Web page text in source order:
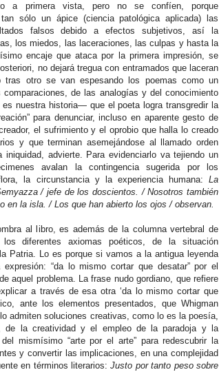
a primera vista, pero no se confíen, porque
sólo un ápice (ciencia patológica aplicada) las
falsos debido a efectos subjetivos, así la
los miedos, las laceraciones, las culpas y hasta la
encaje que ataca por la primera impresión, se
no dejará tregua con entramados que laceran
otro se van espesando los poemas como un
de las analogías y del conocimiento
nuestra historia— que el poeta logra transgredir la
para denunciar, incluso en aparente gesto de
el sufrimiento y el oprobio que halla lo creado
y que terminan asemejándose al llamado orden
iniquidad, advierte. Para evidenciarlo va tejiendo un
avalan la contingencia sugerida por los
la circunstancia y la experiencia humana: La
/ jefe de los doscientos. / Nosotros también
en la isla. / Los que han abierto los ojos / observan.
al libro, es además de la columna vertebral de
diferentes axiomas poéticos, de la situación
Patria. Lo es porque si vamos a la antigua leyenda
“da lo mismo cortar que desatar” por el
aquel problema. La frase nudo gordiano, que refiere
a través de esa otra ‘da lo mismo cortar que
ante los elementos presentados, que Whigman
admiten soluciones creativas, como lo es la poesía,
de la creatividad y el empleo de la paradoja y la
mismísimo “arte por el arte” para redescubrir la
y convertir las implicaciones, en una complejidad
en términos literarios: Justo por tanto peso sobre